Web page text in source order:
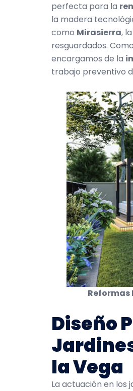
perfecta para la
la madera
como Mirasierra, la
resguardados. Como
encargamos de la
trabajo preventivo
Reformas
Diseño
la Vega
La actuación en los